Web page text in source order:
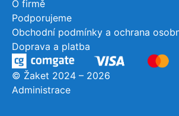
O firmě
Podporujeme
Obchodní podmínky a ochrana
Doprava a platba
© Žaket 2024 – 2026
Administrace